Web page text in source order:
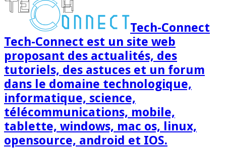
Tech-Connect
Tech-Connect est un site web
proposant des actualités, des
tutoriels, des astuces et un forum
dans le domaine technologique,
informatique, science,
télécommunications, mobile,
tablette, windows, mac os, linux,
opensource, android et IOS.